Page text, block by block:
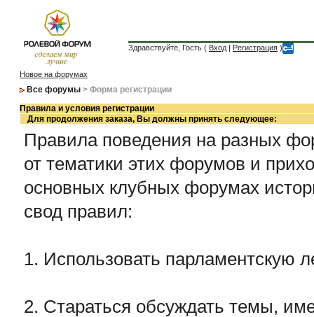
Здравствуйте, Гость ( Вход | Регистрация )
Новое на форумах
Все форумы > Форма регистрации
Правила и условия регистрации
Для продолжения заказа, Вы должны принять следующее:
Правила поведения на разных
от тематики этих форумов и
основных клубных форумах
свод правил:
1. Использовать парламентскую
2. Стараться обсуждать темы,